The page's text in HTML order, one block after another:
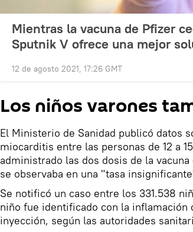
Mientras la vacuna de Pfizer
Sputnik V ofrece una mejor
12 de agosto 2021, 17:26 GMT
Los niños varones
El Ministerio de Sanidad publicó datos
miocarditis entre las personas de 12 a
administrado las dos dosis de la vacuna
se observaba en una "tasa
Se notificó un caso entre los 331.538
niño fue identificado con la inflamación
inyección, según las autoridades